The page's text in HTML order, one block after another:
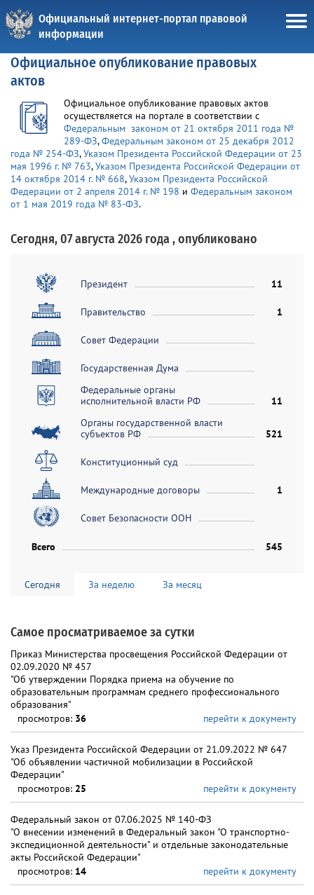
Официальный интернет-портал правовой
информации
Официальное опубликование правовых
актов
Официальное опубликование правовых актов
осуществляется на портале в соответствии с
Федеральным законом от 21 октября 2011 года №
289-ФЗ,Федеральным законом от 25 декабря 2012
года № 254-ФЗ,Указом Президента Российской Федерации от 23
мая 1996 г. № 763,Указом Президента Российской Федерации от
14 октября 2014 г. № 668,Указом Президента Российской
Федерации от 2 апреля 2014 г. № 198 и Федеральным законом
от 1 мая 2019 года № 83-ФЗ.
Сегодня, 07 августа 2026 года , опубликовано
Президент 11
Правительство 1
Совет Федерации
Государственная Дума
Федеральные органы
исполнительной власти РФ
11
Органы государственной власти
субъектов РФ
521
Конституционный суд
Международные договоры 1
Совет Безопасности ООН
Всего 545
Сегодня За неделю За месяц
Самое просматриваемое за сутки
Приказ Министерства просвещения Российской Федерации от
02.09.2020 № 457
"Об утверждении Порядка приема на обучение по
образовательным программам среднего профессионального
образования"
просмотров: 36 перейти к документу
Указ Президента Российской Федерации от 21.09.2022 № 647
"Об объявлении частичной мобилизации в Российской
Федерации"
просмотров: 25 перейти к документу
Федеральный закон от 07.06.2025 № 140-ФЗ
"О внесении изменений в Федеральный закон "О транспортно-
экспедиционной деятельности" и отдельные законодательные
акты Российской Федерации"
просмотров: 14 перейти к документу